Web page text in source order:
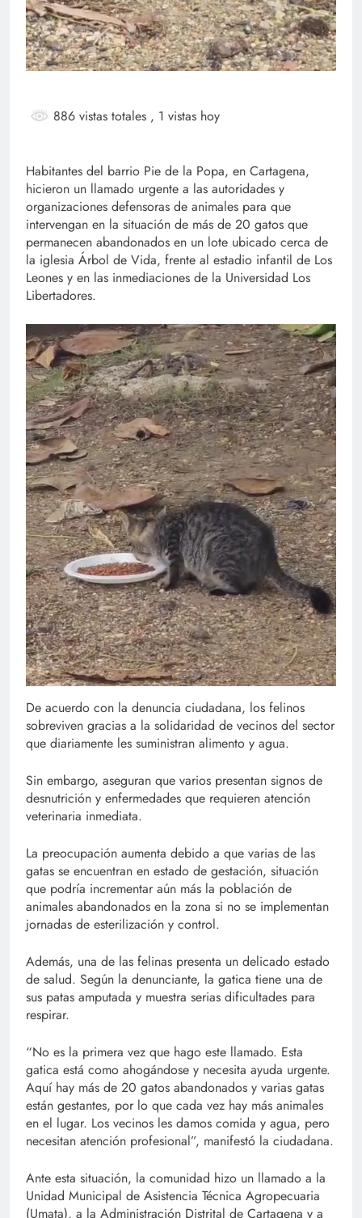
886 vistas totales , 1 vistas hoy
Habitantes del barrio Pie de la Popa, en Cartagena,
hicieron un llamado urgente a las autoridades y
organizaciones defensoras de animales para que
intervengan en la situación de más de 20 gatos que
permanecen abandonados en un lote ubicado cerca de
la iglesia Árbol de Vida, frente al estadio infantil de Los
Leones y en las inmediaciones de la Universidad Los
Libertadores.
De acuerdo con la denuncia ciudadana, los felinos
sobreviven gracias a la solidaridad de vecinos del sector
que diariamente les suministran alimento y agua.
Sin embargo, aseguran que varios presentan signos de
desnutrición y enfermedades que requieren atención
veterinaria inmediata.
La preocupación aumenta debido a que varias de las
gatas se encuentran en estado de gestación, situación
que podría incrementar aún más la población de
animales abandonados en la zona si no se implementan
jornadas de esterilización y control.
Además, una de las felinas presenta un delicado estado
de salud. Según la denunciante, la gatica tiene una de
sus patas amputada y muestra serias dificultades para
respirar.
“No es la primera vez que hago este llamado. Esta
gatica está como ahogándose y necesita ayuda urgente.
Aquí hay más de 20 gatos abandonados y varias gatas
están gestantes, por lo que cada vez hay más animales
en el lugar. Los vecinos les damos comida y agua, pero
necesitan atención profesional”, manifestó la ciudadana.
Ante esta situación, la comunidad hizo un llamado a la
Unidad Municipal de Asistencia Técnica Agropecuaria
(Umata), a la Administración Distrital de Cartagena y a